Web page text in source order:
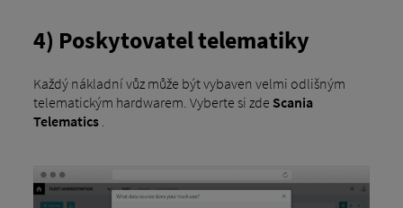
4) Poskytovatel telematiky
Každý nákladní vůz může být vybaven velmi odlišným
telematickým hardwarem. Vyberte si zde Scania
Telematics.